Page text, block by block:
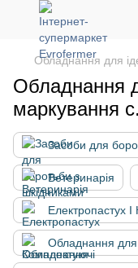
Обладнання для
Обладнання
маркування
Засоби для
Ветеринарія
Електропастух
Обладнання для